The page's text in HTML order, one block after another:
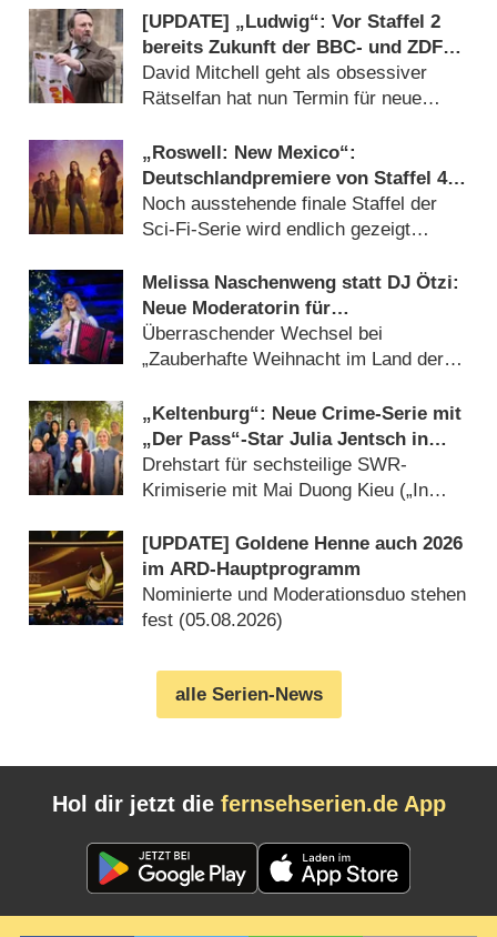
[UPDATE] „Ludwig“: Vor Staffel 2
bereits Zukunft der BBC- und ZDF-
Crimecomedy gesichert
David Mitchell geht als obsessiver
Rätselfan hat nun Termin für neue
„Roswell: New Mexico“:
Deutschlandpremiere von Staffel 4
wird tief in der Nacht versteckt
Noch ausstehende finale Staffel der
Sci-Fi-Serie wird endlich gezeigt
Melissa Naschenweng statt DJ Ötzi:
Neue Moderatorin für
Weihnachtsshow von ORF und BR
Überraschender Wechsel bei
„Zauberhafte Weihnacht im Land der
„Keltenburg“: Neue Crime-Serie mit
„Der Pass“-Star Julia Jentsch in
Arbeit
Drehstart für sechsteilige SWR-
Krimiserie mit Mai Duong Kieu („In
[UPDATE] Goldene Henne auch 2026
im ARD-Hauptprogramm
Nominierte und Moderationsduo stehen
fest (05.08.2026)
alle Serien-News
Hol dir jetzt die fernsehserien.de App